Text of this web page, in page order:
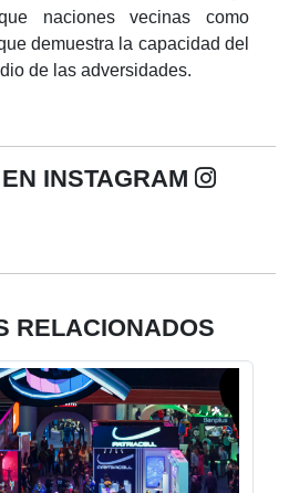
naciones vecinas como
demuestra la capacidad del
de las adversidades.
INSTAGRAM
RELACIONADOS